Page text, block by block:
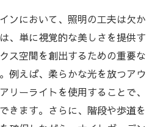
ンにおいて、照明の工夫は欠か
、単に視覚的な美しさを提供す
ス空間を創出するための重要な
例えば、柔らかな光を放つアウ
リーライトを使用することで、
きます。さらに、階段や歩道を